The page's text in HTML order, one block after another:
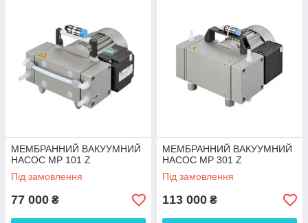
МЕМБРАННИЙ ВАКУУМНИЙ
НАСОС MP 101 Z
Під замовлення
77 000 ₴
МЕМБРАННИЙ ВАКУУМНИЙ
НАСОС MP 301 Z
Під замовлення
113 000 ₴